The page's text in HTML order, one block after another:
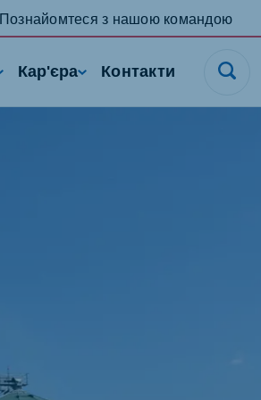
Познайомтеся з нашою командою
Кар'єра Контакти